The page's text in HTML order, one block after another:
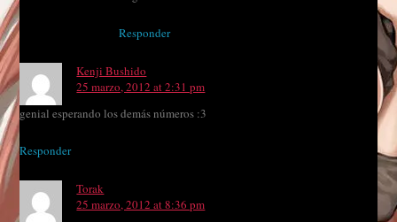
Responder
Kenji Bushido
25 marzo, 2012 at 2:31 pm
genial esperando los demás números :3
Responder
Torak
25 marzo, 2012 at 8:36 pm